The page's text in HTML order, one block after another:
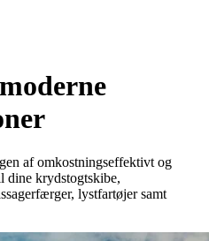
af omkostningseffektivt og
dine krydstogtskibe,
lystfartøjer samt